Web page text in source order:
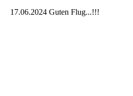
17.06.2024 Guten Flug...!!!